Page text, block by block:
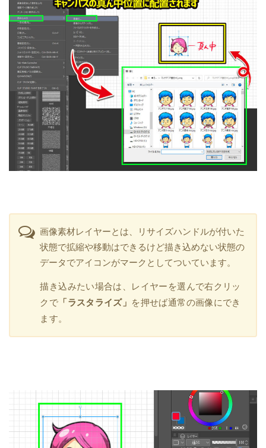
画像素材レイヤーとは、リサイズハンドルが付いた
状態で拡縮や移動はできるけど描き込めない状態の
データでアイコンがマークとしてついています。
描き込みたい場合は、レイヤーを選んで右クリッ
クで 「ラスタライズ」 を押せば通常の画像にでき
ます。